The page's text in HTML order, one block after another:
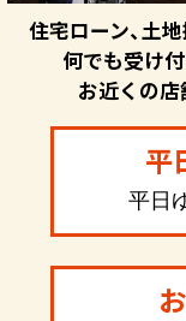
住宅ローン、土
何でも受け
お近くの店
平
平日